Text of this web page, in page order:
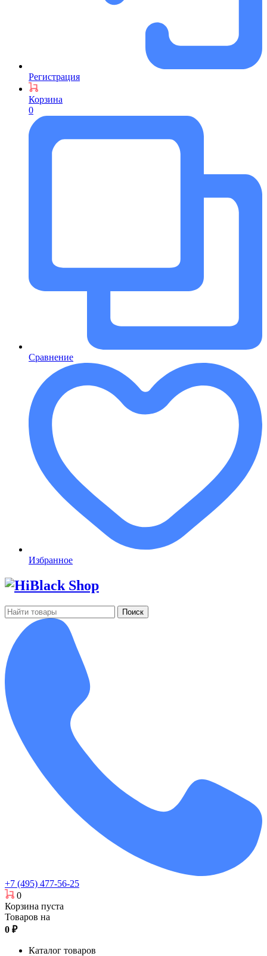
Регистрация
Корзина
0
Сравнение
Избранное
Поиск
+7 (495) 477-56-25
0
Корзина пуста
Товаров на
0 ₽
Каталог товаров